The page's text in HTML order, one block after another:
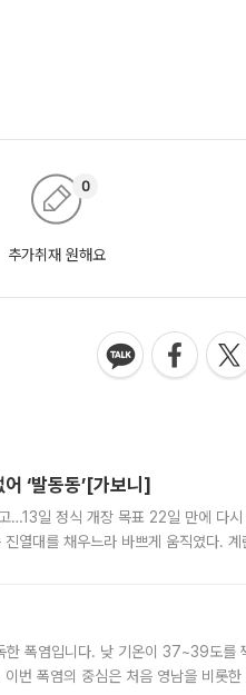
추가취재 원해요
0
‘발동동’[가보니]
…13일 정식 개장 목표 22일 만에 다시
열대를 채우느라 바쁘게 움직였다. 계
한 폭염입니다. 낮 기온이 37~39도를
번 폭염의 중심은 처음 영남을 비롯한